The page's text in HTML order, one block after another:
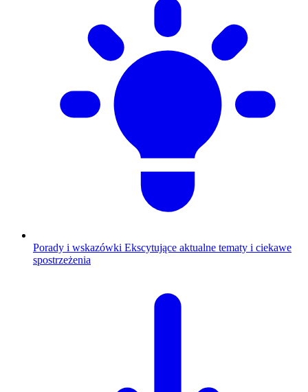
Porady i wskazówki Ekscytujące aktualne tematy i ciekawe
spostrzeżenia